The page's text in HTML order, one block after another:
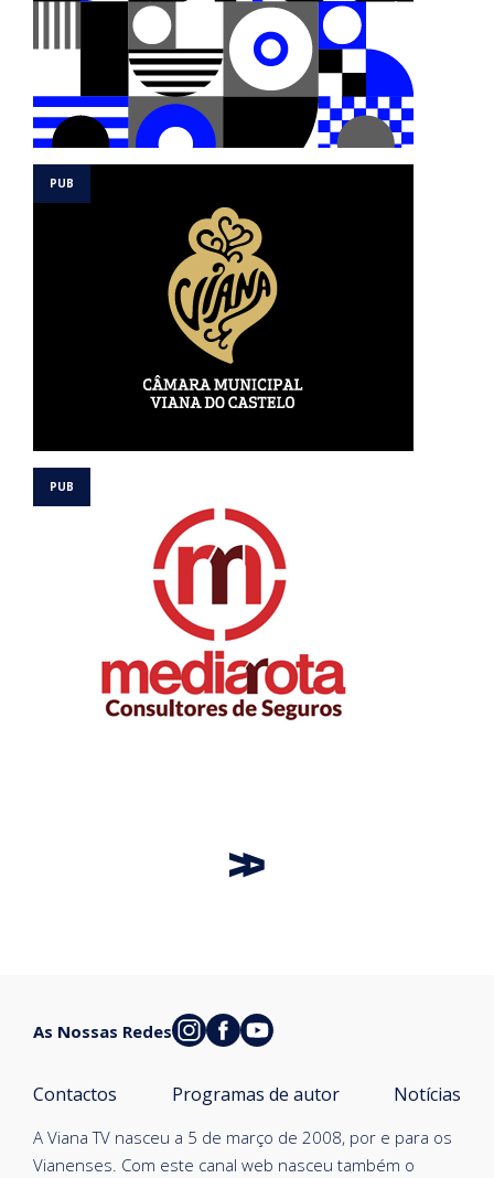
A Viana TV nasceu a 5 de março de 2008, por e para os
Vianenses. Com este canal web nasceu também o
Contactos Programas de autor Notícias
As Nossas Redes